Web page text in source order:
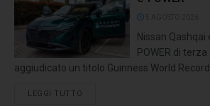
Nissan
POWER di
aggiudicato un titolo Guinness World
LEGGI TUTTO